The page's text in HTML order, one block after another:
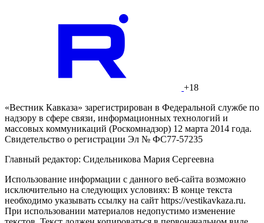
+18
«Вестник Кавказа» зарегистрирован в Федеральной службе по
надзору в сфере связи, информационных технологий и
массовых коммуникаций (Роскомнадзор) 12 марта 2014 года.
Свидетельство о регистрации Эл № ФС77-57235
Главный редактор: Сидельникова Мария Сергеевна
Использование информации с данного веб-сайта возможно
исключительно на следующих условиях: В конце текста
необходимо указывать ссылку на сайт https://vestikavkaza.ru.
При использовании материалов недопустимо изменение